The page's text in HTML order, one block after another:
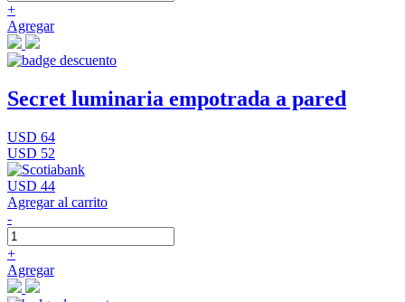
+
Agregar
Secret luminaria empotrada a pared
USD 64
USD 52
USD 44
Agregar al carrito
-
+
Agregar